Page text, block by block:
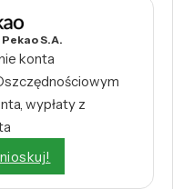
S.A.
konta
wypłaty z